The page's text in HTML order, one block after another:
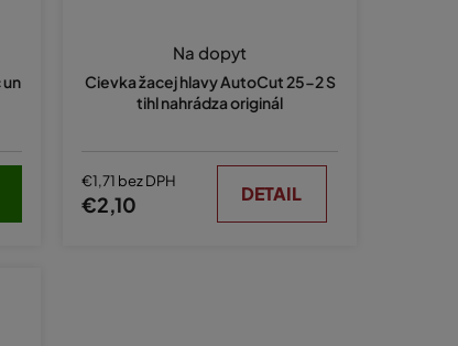
un
Cievka žacej hlavy AutoCut 25-2 S
tihl nahrádza originál
Na dopyt
€1,71 bez DPH
€2,10 DETAIL